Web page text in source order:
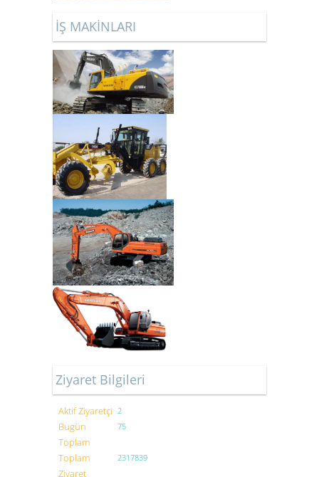
İŞ MAKİNLARI
Ziyaret Bilgileri
Aktif Ziyaretçi 2
Bugün
Toplam
75
Toplam
Ziyaret
2317839